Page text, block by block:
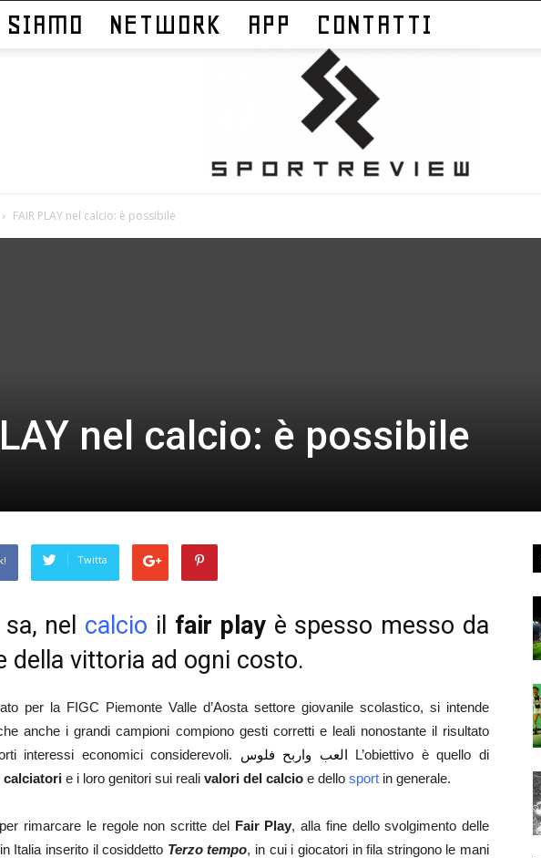
SIAMO NETWORK APP CONTATTI
FAIR PLAY nel calcio: è possibile
nel calcio: è possibile
Twitta
nel calcio il fair playè spesso messo da
della vittoria ad ogni costo.
per la FIGC Piemonte Valle d’Aosta settore giovanile scolastico, si intende
anche i grandi campioni compiono gesti corretti e leali nonostante il risultato
interessi economici considerevoli. العب واربح فلوس L’obiettivo è quello di
calciatori e i loro genitori sui reali valori del calcio e dello sport in generale.
rimarcare le regole non scritte del Fair Play, alla fine dello svolgimento delle
Italia inserito il cosiddetto Terzo tempo, in cui i giocatori in fila stringono le mani